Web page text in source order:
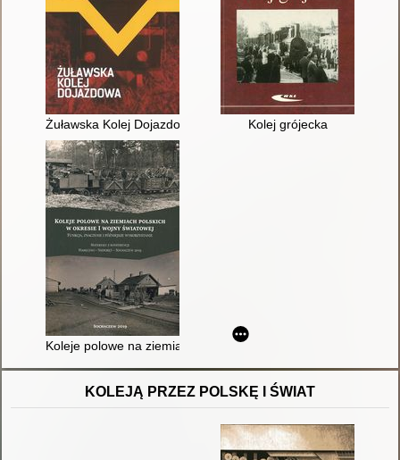
Żuławska Kolej Dojazdowa Kolej grójecka
Koleje polowe na ziemiach polskich w okresie I wojny
KOLEJĄ PRZEZ POLSKĘ I ŚWIAT